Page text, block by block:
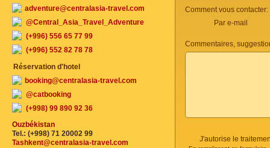
Comment vous contacter:
Par e-mail
Commentaires,
J'autorise le
adventure@centralasia-travel.com
@Central_Asia_Travel_Adventure
(+996) 556 65 77 99
(+996) 552 82 78 78
Réservation d'hotel
booking@centralasia-travel.com
@catbooking
(+998) 99 890 92 36
Ouzbékistan
Tel.: (+998) 71 20002 99
Tashkent@centralasia-travel.com